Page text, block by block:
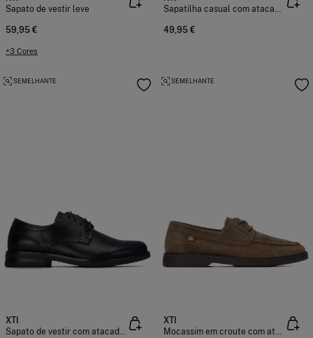
Sapato de vestir leve
59,95 €
+3 Cores
Sapatilha casual com atacadores
49,95 €
SEMELHANTE
XTI
Sapato de vestir com atacadores
SEMELHANTE
XTI
Mocassim em croute com atacadores